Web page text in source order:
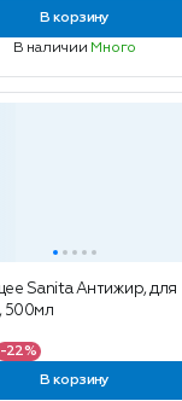
В корзину
В наличии Много
Sanita Антижир, для
500мл
-22%
В корзину